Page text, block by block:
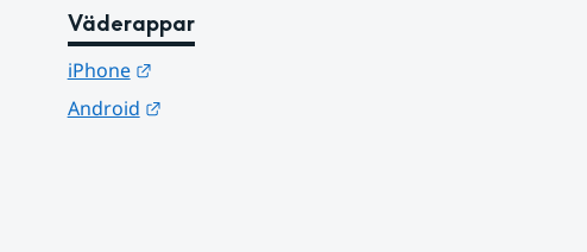
Väderappar
iPhone
Länk till annan webbplats.
Android
Länk till annan webbplats.